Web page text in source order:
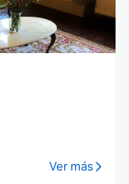
Ver más